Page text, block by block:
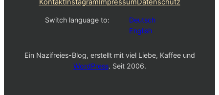
Switch language to:
Deutsch
English
Ein Nazifreies-Blog, erstellt mit viel Liebe, Kaffee und
WordPress. Seit 2006.